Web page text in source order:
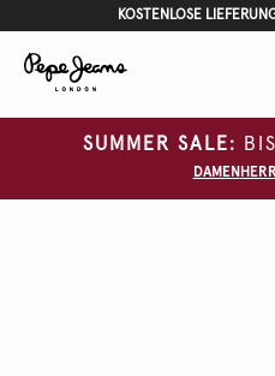
KOSTENLOSE
SUMMER SALE:
DAMEN